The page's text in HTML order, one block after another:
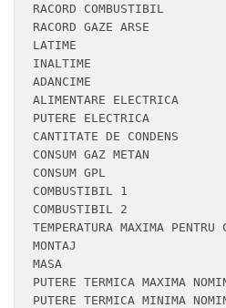
RACORD COMBUSTIBIL
RACORD GAZE ARSE
LATIME
INALTIME
ADANCIME
ALIMENTARE ELECTRICA
PUTERE ELECTRICA
CANTITATE DE CONDENS
CONSUM GAZ METAN
CONSUM GPL
COMBUSTIBIL 1
COMBUSTIBIL 2
TEMPERATURA MAXIMA PENTRU
MONTAJ
MASA
PUTERE TERMICA MAXIMA
PUTERE TERMICA MINIMA